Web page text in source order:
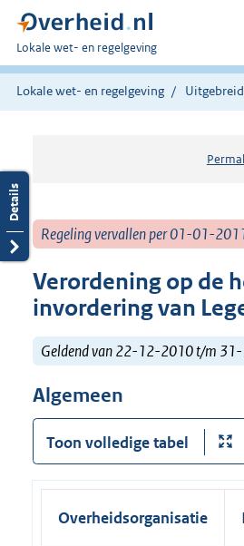
U
bent
hier:
Lokale wet- en regelgeving
Lokale wet- en regelgeving
Regeling vervallen per 01-01-
Verordening op de
invordering van
Geldend van 22-12-2010 t/m
Algemeen
Toon volledige tabel
Overheidsorganisatie